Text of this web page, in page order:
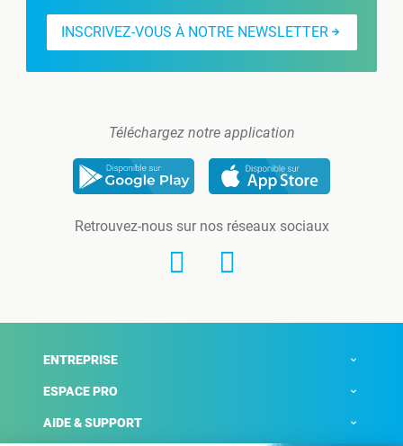
INSCRIVEZ-VOUS À NOTRE NEWSLETTER
Téléchargez notre application
Retrouvez-nous sur nos réseaux sociaux
ENTREPRISE
ESPACE PRO
AIDE & SUPPORT